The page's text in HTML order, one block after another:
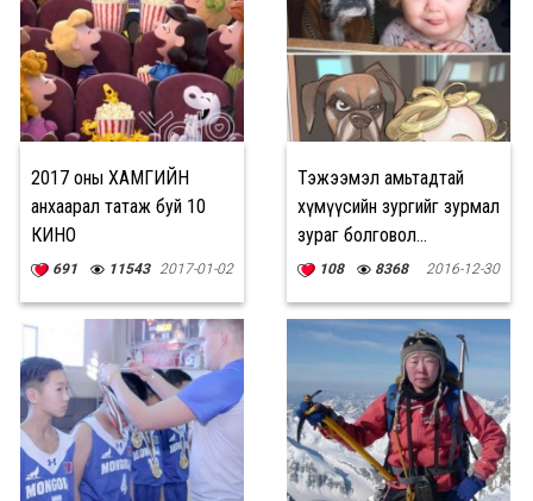
2017 оны ХАМГИЙН
анхаарал татаж буй 10
КИНО
691 11543 2017-01-02
Тэжээмэл амьтадтай
хүмүүсийн зургийг зурмал
зураг болговол...
108 8368 2016-12-30